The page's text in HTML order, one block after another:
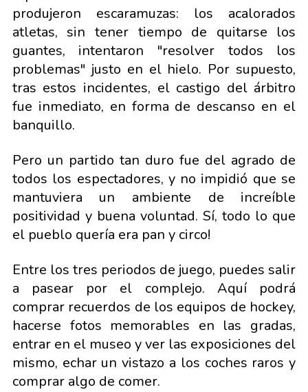
produjeron escaramuzas: los acalorados
atletas, sin tener tiempo de quitarse los
guantes, intentaron "resolver todos los
problemas" justo en el hielo. Por supuesto,
tras estos incidentes, el castigo del árbitro
fue inmediato, en forma de descanso en el
banquillo.
Pero un partido tan duro fue del agrado de
todos los espectadores, y no impidió que se
mantuviera un ambiente de increíble
positividad y buena voluntad. Sí, todo lo que
el pueblo quería era pan y circo!
Entre los tres periodos de juego, puedes salir
a pasear por el complejo. Aquí podrá
comprar recuerdos de los equipos de hockey,
hacerse fotos memorables en las gradas,
entrar en el museo y ver las exposiciones del
mismo, echar un vistazo a los coches raros y
comprar algo de comer.